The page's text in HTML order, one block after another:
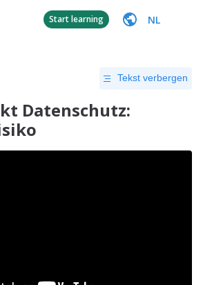
Start learning NL
Tekst verbergen
Datenschutz: